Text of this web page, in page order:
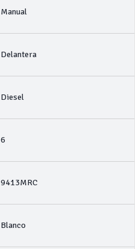
Manual
Delantera
Diesel
6
9413MRC
Blanco